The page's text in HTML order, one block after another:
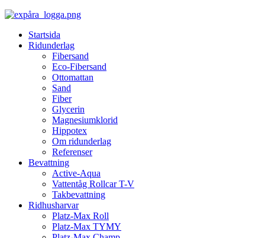
Startsida
Ridunderlag
Fibersand
Eco-Fibersand
Ottomattan
Sand
Fiber
Glycerin
Magnesiumklorid
Hippotex
Om ridunderlag
Referenser
Bevattning
Active-Aqua
Vattentåg Rollcar T-V
Takbevattning
Ridhusharvar
Platz-Max Roll
Platz-Max TYMY